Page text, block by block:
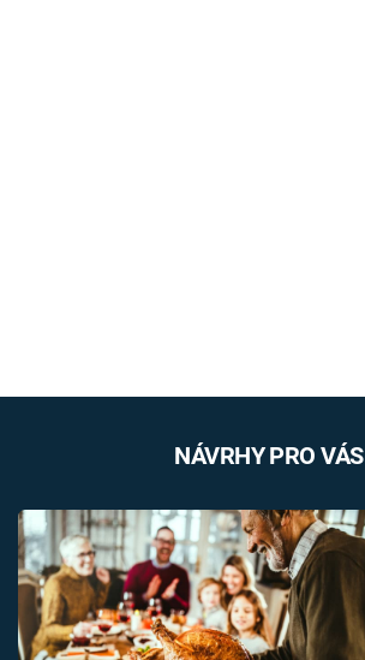
NÁVRHY PRO VÁS